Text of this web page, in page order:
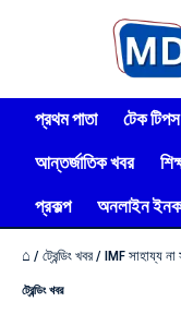
প্রথম পাতা টেক টিপস
আন্তর্জাতিক খবর
প্রকল্প
অনলাইন
⌂ / ট্রেন্ডিং খবর / IMF সাহায্য না
ট্রেন্ডিং খবর